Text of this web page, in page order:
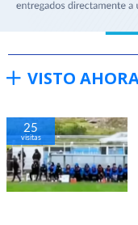
VISTO
25
visitas